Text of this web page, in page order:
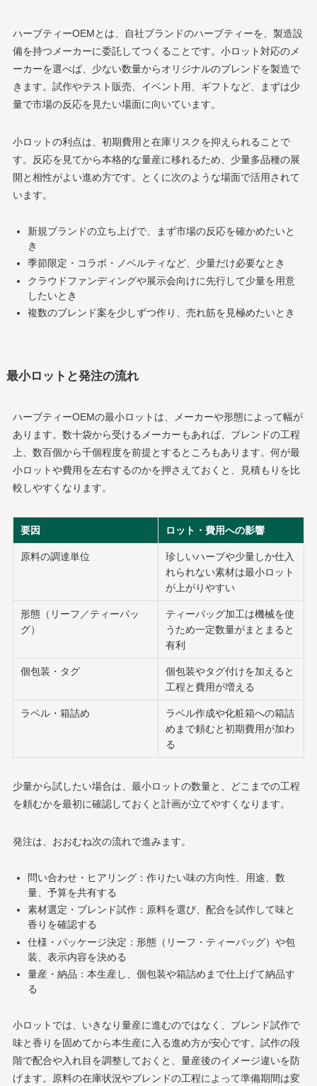
ハーブティーOEMとは、自社ブランドのハーブティーを、製造設
備を持つメーカーに委託してつくることです。小ロット対応のメ
ーカーを選べば、少ない数量からオリジナルのブレンドを製造で
きます。試作やテスト販売、イベント用、ギフトなど、まずは少
量で市場の反応を見たい場面に向いています。
小ロットの利点は、初期費用と在庫リスクを抑えられることで
す。反応を見てから本格的な量産に移れるため、少量多品種の展
開と相性がよい進め方です。とくに次のような場面で活用されて
います。
新規ブランドの立ち上げで、まず市場の反応を確かめたいと
き
季節限定・コラボ・ノベルティなど、少量だけ必要なとき
クラウドファンディングや展示会向けに先行して少量を用意
したいとき
複数のブレンド案を少しずつ作り、売れ筋を見極めたいとき
最小ロットと発注の流れ
ハーブティーOEMの最小ロットは、メーカーや形態によって幅が
あります。数十袋から受けるメーカーもあれば、ブレンドの工程
上、数百個から千個程度を前提とするところもあります。何が最
小ロットや費用を左右するのかを押さえておくと、見積もりを比
較しやすくなります。
要因 ロット・費用への影響
原料の調達単位
珍しいハーブや少量しか仕入
れられない素材は最小ロット
が上がりやすい
形態（リーフ／ティーバッ
グ）
ティーバッグ加工は機械を使
うため一定数量がまとまると
有利
個包装・タグ
個包装やタグ付けを加えると
工程と費用が増える
ラベル・箱詰め
ラベル作成や化粧箱への箱詰
めまで頼むと初期費用が加わ
る
少量から試したい場合は、最小ロットの数量と、どこまでの工程
を頼むかを最初に確認しておくと計画が立てやすくなります。
発注は、おおむね次の流れで進みます。
問い合わせ・ヒアリング：作りたい味の方向性、用途、数
量、予算を共有する
素材選定・ブレンド試作：原料を選び、配合を試作して味と
香りを確認する
仕様・パッケージ決定：形態（リーフ・ティーバッグ）や包
装、表示内容を決める
量産・納品：本生産し、個包装や箱詰めまで仕上げて納品す
る
小ロットでは、いきなり量産に進むのではなく、ブレンド試作で
味と香りを固めてから本生産に入る進め方が安心です。試作の段
階で配合や入れ目を調整しておくと、量産後のイメージ違いを防
げます。原料の在庫状況やブレンドの工程によって準備期間は変